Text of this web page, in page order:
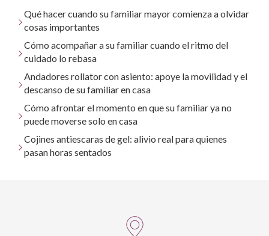
Qué hacer cuando su familiar mayor comienza a olvidar
cosas importantes
Cómo acompañar a su familiar cuando el ritmo del
cuidado lo rebasa
Andadores rollator con asiento: apoye la movilidad y el
descanso de su familiar en casa
Cómo afrontar el momento en que su familiar ya no
puede moverse solo en casa
Cojines antiescaras de gel: alivio real para quienes
pasan horas sentados